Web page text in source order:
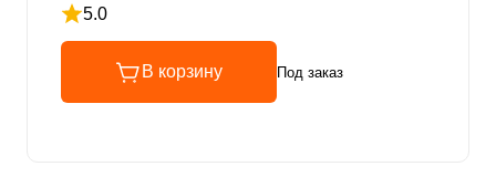
5.0
Рейтинг 5 из 5
В корзину Под заказ